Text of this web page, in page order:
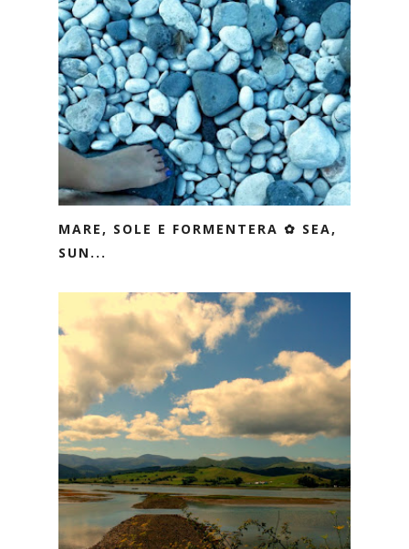
MARE, SOLE E FORMENTERA ✿ SEA,
SUN...